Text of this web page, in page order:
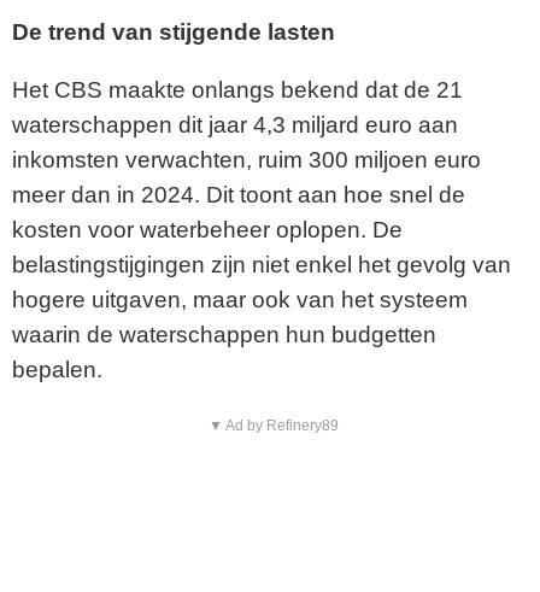
De trend van stijgende lasten
Het CBS maakte onlangs bekend dat de 21
waterschappen dit jaar 4,3 miljard euro aan
inkomsten verwachten, ruim 300 miljoen euro
meer dan in 2024. Dit toont aan hoe snel de
kosten voor waterbeheer oplopen. De
belastingstijgingen zijn niet enkel het gevolg van
hogere uitgaven, maar ook van het systeem
waarin de waterschappen hun budgetten
bepalen.
▼ Ad by Refinery89